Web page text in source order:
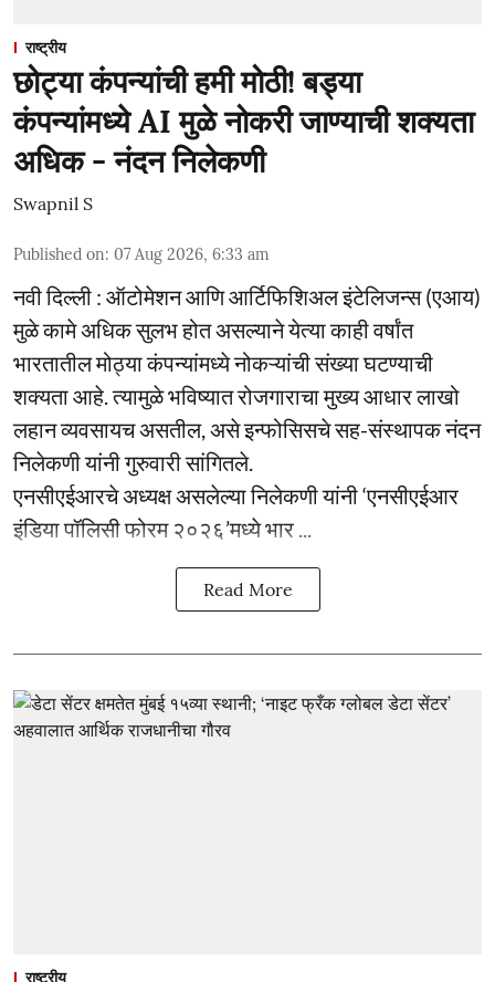
राष्ट्रीय
छोट्या कंपन्यांची हमी मोठी! बड्या
कंपन्यांमध्ये AI मुळे नोकरी जाण्याची शक्यता
अधिक - नंदन निलेकणी
Swapnil S
Published on: 07 Aug 2026, 6:33 am
नवी दिल्ली : ऑटोमेशन आणि आर्टिफिशिअल इंटेलिजन्स (एआय)
मुळे कामे अधिक सुलभ होत असल्याने येत्या काही वर्षांत
भारतातील मोठ्या कंपन्यांमध्ये नोकऱ्यांची संख्या घटण्याची
शक्यता आहे. त्यामुळे भविष्यात रोजगाराचा मुख्य आधार लाखो
लहान व्यवसायच असतील, असे इन्फोसिसचे सह-संस्थापक नंदन
निलेकणी यांनी गुरुवारी सांगितले.
एनसीएईआरचे अध्यक्ष असलेल्या निलेकणी यांनी ‘एनसीएईआर
इंडिया पॉलिसी फोरम २०२६’मध्ये भार ...
Read More
राष्ट्रीय